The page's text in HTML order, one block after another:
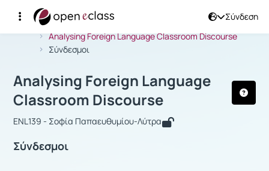
Σύνδεση
Αρχική Σελίδα
Analysing Foreign Language Classroom Discourse
Σύνδεσμοι
Μάθημα : Analysing Foreign
Analysing Foreign Language
Classroom Discourse
ENL139 - Σοφία Παπαευθυμίου-Λύτρα
Σύνδεσμοι